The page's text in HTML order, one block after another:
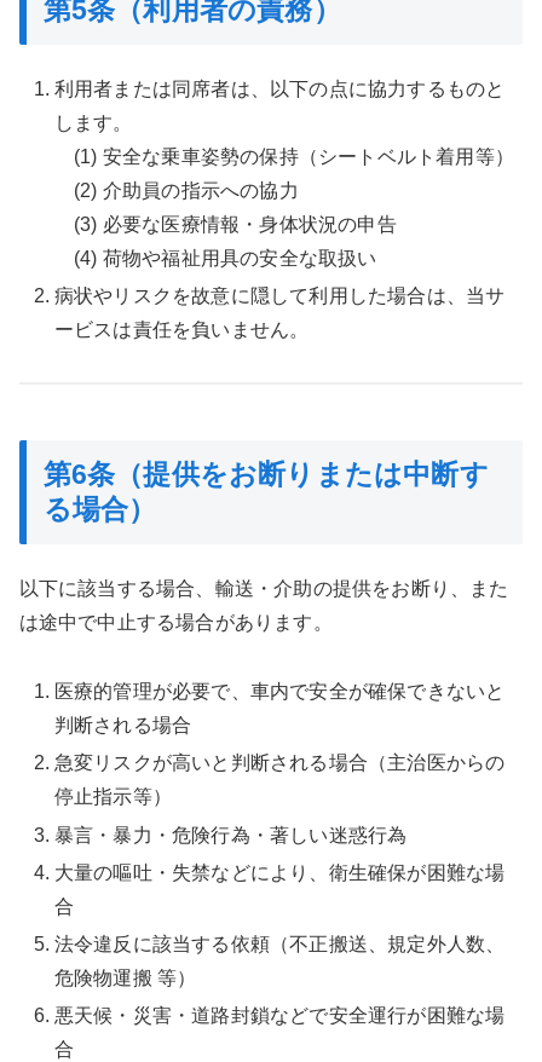
第5条（利用者の責務）
利用者または同席者は、以下の点に協力するものと
します。
(1) 安全な乗車姿勢の保持（シートベルト着用等）
(2) 介助員の指示への協力
(3) 必要な医療情報・身体状況の申告
(4) 荷物や福祉用具の安全な取扱い
病状やリスクを故意に隠して利用した場合は、当サ
ービスは責任を負いません。
第6条（提供をお断りまたは中断す
る場合）
以下に該当する場合、輸送・介助の提供をお断り、また
は途中で中止する場合があります。
医療的管理が必要で、車内で安全が確保できないと
判断される場合
急変リスクが高いと判断される場合（主治医からの
停止指示等）
暴言・暴力・危険行為・著しい迷惑行為
大量の嘔吐・失禁などにより、衛生確保が困難な場
合
法令違反に該当する依頼（不正搬送、規定外人数、
危険物運搬 等）
悪天候・災害・道路封鎖などで安全運行が困難な場
合